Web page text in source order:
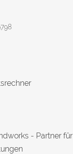
- Partner für